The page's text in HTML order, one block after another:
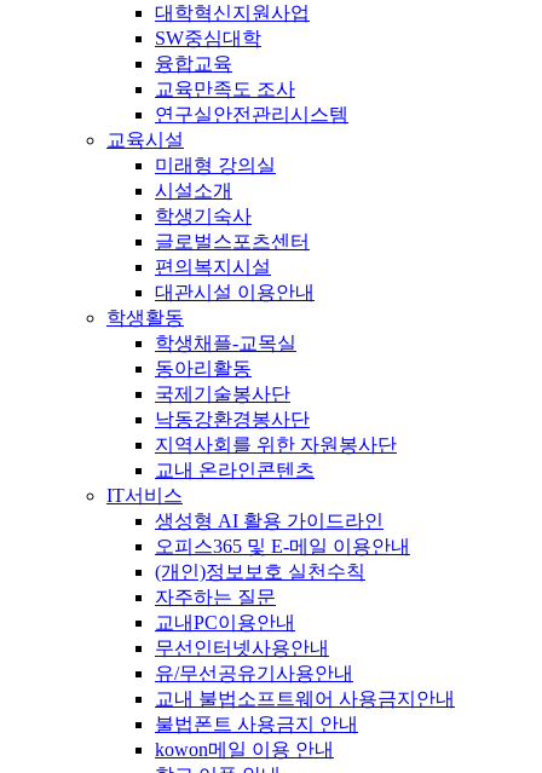
대학혁신지원사업
SW중심대학
융합교육
교육만족도 조사
연구실안전관리시스템
교육시설
미래형 강의실
시설소개
학생기숙사
글로벌스포츠센터
편의복지시설
대관시설 이용안내
학생활동
학생채플-교목실
동아리활동
국제기술봉사단
낙동강환경봉사단
지역사회를 위한 자원봉사단
교내 온라인콘텐츠
IT서비스
생성형 AI 활용 가이드라인
오피스365 및 E-메일 이용안내
(개인)정보보호 실천수칙
자주하는 질문
교내PC이용안내
무선인터넷사용안내
유/무선공유기사용안내
교내 불법소프트웨어 사용금지안내
불법폰트 사용금지 안내
kowon메일 이용 안내